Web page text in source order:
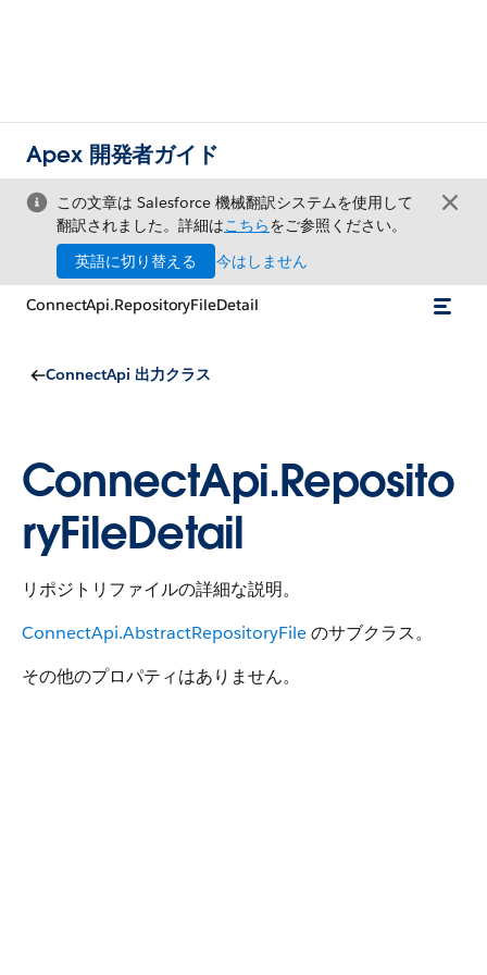
Apex 開発者ガイド
この文章は Salesforce 機械翻訳システムを使用して
翻訳されました。詳細はこちらをご参照ください。
英語に切り替える
今はしません
ConnectApi.RepositoryFileDetail
ConnectApi 出力クラス
ConnectApi.Reposito
ryFileDetail
リポジトリファイルの詳細な説明。
ConnectApi.AbstractRepositoryFileのサブクラス。
その他のプロパティはありません。